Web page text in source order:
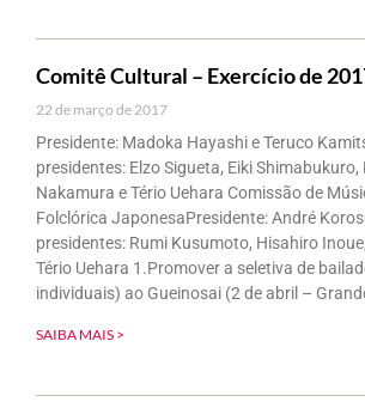
Comitê Cultural – Exercício de
22 de março de 2017
Presidente: Madoka Hayashi e Teruco
presidentes: Elzo Sigueta, Eiki Shimabukuro,
Nakamura e Tério Uehara Comissão de
Folclórica JaponesaPresidente: André
presidentes: Rumi Kusumoto, Hisahiro
Tério Uehara 1.Promover a seletiva de
individuais) ao Gueinosai (2 de abril –
SAIBA MAIS >